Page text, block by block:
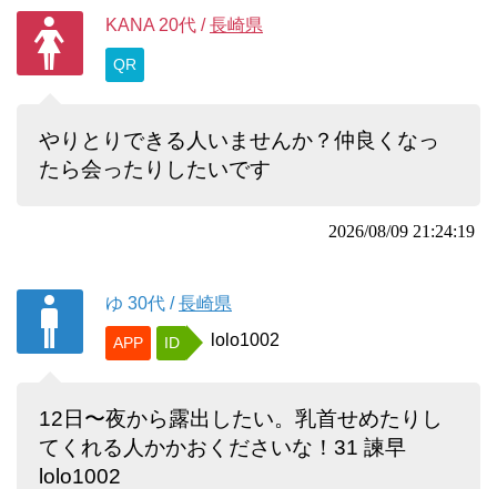
KANA 20代 /長崎県
QR
やりとりできる人いませんか？仲良くなっ
たら会ったりしたいです
2026/08/09 21:24:19
ゆ 30代 /長崎県
APP ID lolo1002
12日〜夜から露出したい。乳首せめたりし
てくれる人かかおくださいな！31 諫早
lolo1002